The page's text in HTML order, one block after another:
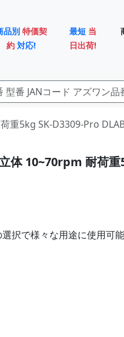
品別 特価契
約 対応!
最短 当
日出荷!
重5kg SK-D3309-Pro
体 10~70rpm 耐荷
択で様々な用途に使用可能